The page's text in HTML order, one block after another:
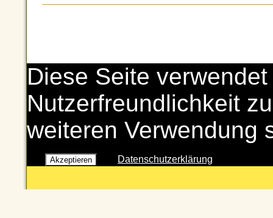
Diese Seite
Nutzerfreundlichkeit
weiteren Verwendung
Akzeptieren Datenschutzerklärung